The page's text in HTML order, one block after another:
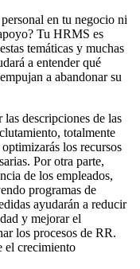
en tu negocio ni
Tu HRMS es
temáticas y muchas
a entender qué
a abandonar su
descripciones de las
totalmente
los recursos
Por otra parte,
de los empleados,
programas de
ayudarán a reducir
y mejorar el
los procesos de RR.
el crecimiento